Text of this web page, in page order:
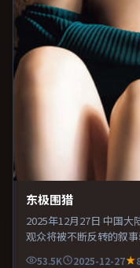
东极围猎
2025年12月27日 中国大
观众将被不断反转的叙
手戏张力贯穿全片。推
53.5K 2025-12-27